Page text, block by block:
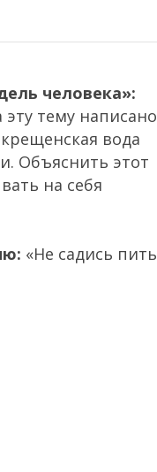
человека»:
тему написано
вода
Объяснить этот
на себя
«Не садись пить